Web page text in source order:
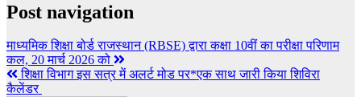
Post navigation
माध्यमिक शिक्षा बोर्ड राजस्थान (RBSE) द्वारा कक्षा 10वीं का परीक्षा परिणाम
कल, 20 मार्च 2026 को
शिक्षा विभाग इस सत्र में अलर्ट मोड पर*एक साथ जारी किया शिविरा
कैलेंडर